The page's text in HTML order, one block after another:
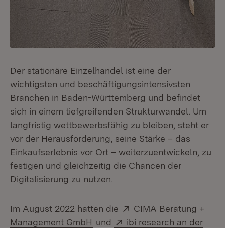
Der stationäre Einzelhandel ist eine der
wichtigsten und beschäftigungsintensivsten
Branchen in Baden-Württemberg und befindet
sich in einem tiefgreifenden Strukturwandel. Um
langfristig wettbewerbsfähig zu bleiben, steht er
vor der Herausforderung, seine Stärke – das
Einkaufserlebnis vor Ort – weiterzuentwickeln, zu
festigen und gleichzeitig die Chancen der
Digitalisierung zu nutzen.
Im August 2022 hatten die Extern:
CIMA Beratung +
Management GmbH (Öffnet in neuem Fenster)
und Extern:
ibi research an der